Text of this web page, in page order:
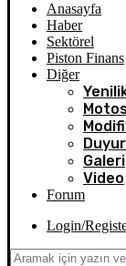
Anasayfa
Haber
Sektörel
Piston Finans
Diğer
Galeri
Video
Forum
Login/